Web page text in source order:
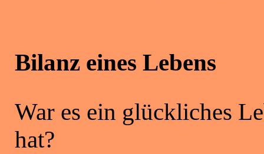
Bilanz eines Lebens
War es ein glückliches
hat?